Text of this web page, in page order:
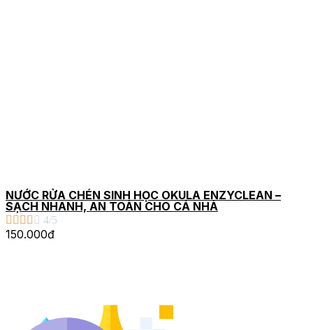
NƯỚC RỬA CHÉN SINH HỌC OKULA ENZYCLEAN –
SẠCH NHANH, AN TOÀN CHO CẢ NHÀ
     4/5
150.000đ